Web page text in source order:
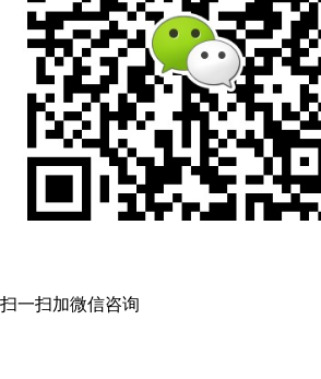
扫一扫加微信咨询